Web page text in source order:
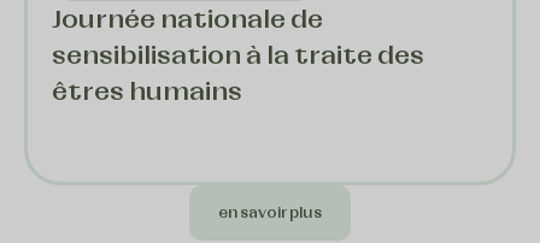
Journée nationale de
sensibilisation à la traite des
êtres humains
en savoir plus